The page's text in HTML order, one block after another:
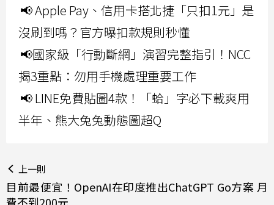
📢 Apple Pay、信用卡搭北捷「只扣1元」是
沒刷到嗎？官方曝扣款規則秒懂
📢國家級「行動斷網」演習完整指引！NCC
揭3重點：勿用手機處理重要工作
📢 LINE免費貼圖4款！「蛤」字必下載爽用
半年、熊大兔兔動態圖超Q
上一則
目前最便宜！OpenAI在印度推出ChatGPT Go方案 月
費不到200元